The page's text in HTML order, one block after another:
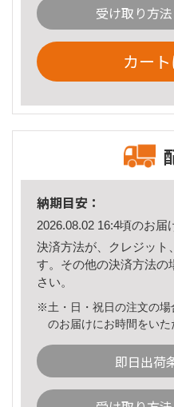
受け取り方
カー
納期目安：
2026.08.02 16:4頃のお届
決済方法が、クレジット
す。その他の決済方法の
さい。
※土・日・祝日の注文の場
のお届けにお時間をいた
即日出荷